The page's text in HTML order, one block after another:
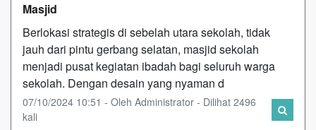
Masjid
Berlokasi strategis di sebelah utara sekolah, tidak
jauh dari pintu gerbang selatan, masjid sekolah
menjadi pusat kegiatan ibadah bagi seluruh warga
sekolah. Dengan desain yang nyaman d
07/10/2024 10:51 - Oleh Administrator - Dilihat 2496
kali